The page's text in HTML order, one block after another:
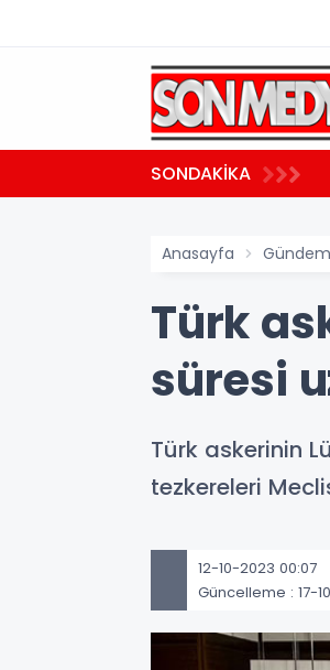
SONDAKİKA
Anasayfa Gündem
Türk
süresi
Türk askerinin
tezkereleri
12-10-2023 00:07
Güncelleme : 17-